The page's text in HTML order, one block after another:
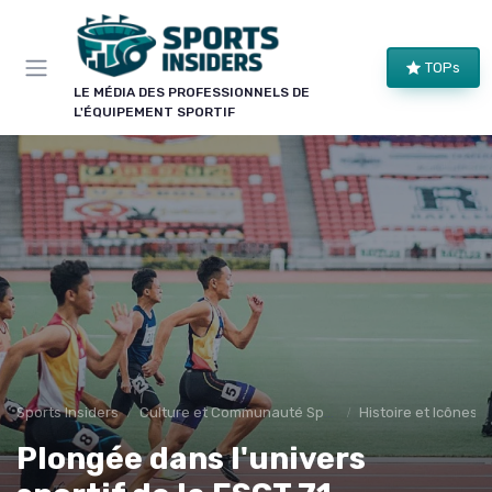
LE MÉDIA DES PROFESSIONNELS DE
L'ÉQUIPEMENT SPORTIF
TOPs
Sports Insiders Culture et Communauté Sportive Histoire et Icônes
Plongée dans l'univers
×
LE CLUB SPORTS INSIDERS
Rejoignez le club !
Bons plans sur le matériel de structure, alertes
pièces et séries, et les enseignements de nos
comparatifs avant leur publication. Pour ceux qui
équipent un club, une salle ou une collectivité.
Bons plans matériel
Avant-premières
Panneau de gestion des cookies